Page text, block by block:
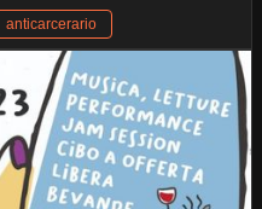
anticarcerario